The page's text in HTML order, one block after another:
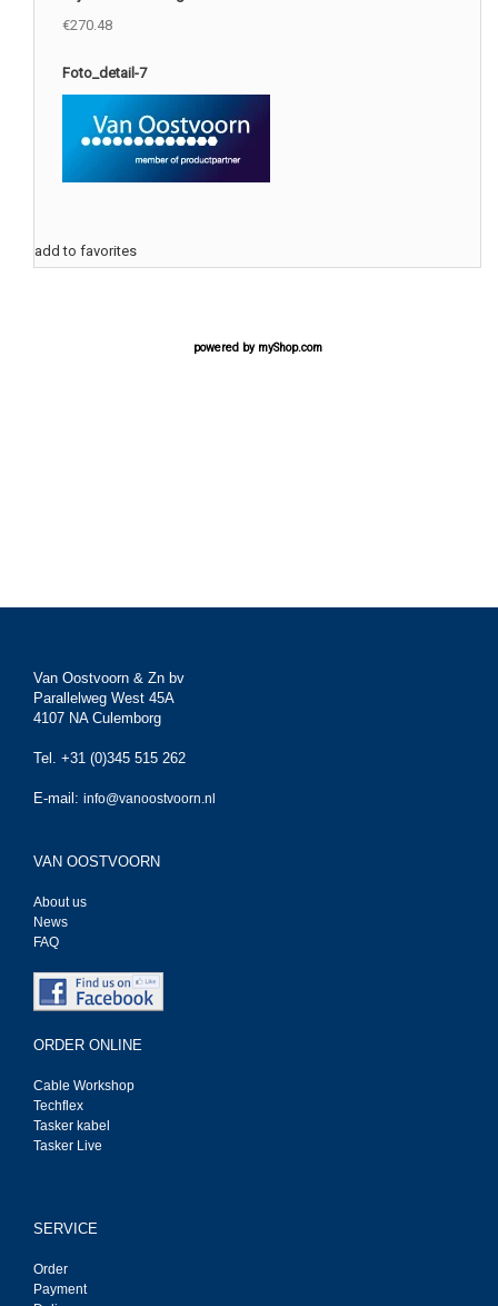
€270.48
Foto_detail-7
add to favorites
powered by myShop.com
Van Oostvoorn & Zn bv
Parallelweg West 45A
4107 NA Culemborg
Tel. +31 (0)345 515 262
E-mail: info@vanoostvoorn.nl
VAN OOSTVOORN
About us
News
FAQ
ORDER ONLINE
Cable Workshop
Techflex
Tasker kabel
Tasker Live
SERVICE
Order
Payment